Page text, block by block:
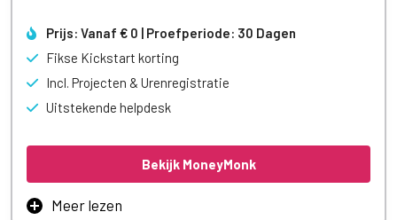
Meer leren
Prijs: Vanaf € 0 | Proefperiode: 30 Dagen
Fikse Kickstart korting
Incl. Projecten & Urenregistratie
Uitstekende helpdesk
Bekijk MoneyMonk
Meer lezen